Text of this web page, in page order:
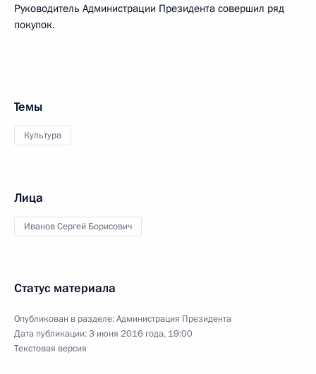
Руководитель Администрации Президента совершил ряд
покупок.
Темы
Культура
Лица
Иванов Сергей Борисович
Статус материала
Опубликован в разделе:Администрация Президента
Дата публикации:3 июня 2016 года, 19:00
Текстовая версия